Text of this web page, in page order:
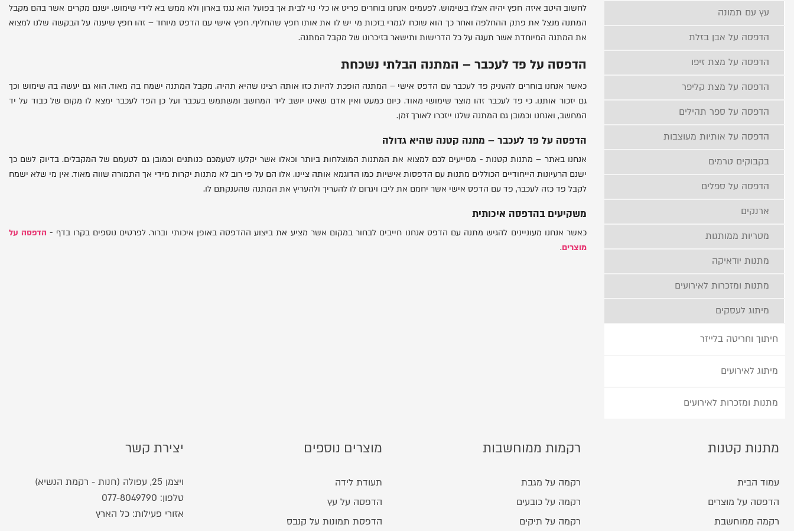
עץ עם תמונה
הדפסה על אבן בזלת
הדפסה על מצת זיפו
הדפסה על מצת קליפר
הדפסה על ספר תהילים
הדפסה על אותיות מעוצבות
בקבוקים טרמים
הדפסה על ספלים
ארנקים
מטריות ממותגות
מתנות יודאיקה
מתנות ומזכרות לאירועים
מיתוג לעסקים
חיתוך וחריטה בלייזר
מיתוג לאירועים
מתנות ומזכרות לאירועים
לחשוב היטב איזה חפץ יהיה אצלו בשימוש. לפעמים אנחנו בוחרים פריט או כלי נוי לבית אך בפועל הוא נגנז בארון ולא ממש בא לידי שימוש. ישנם מקרים אשר בהם מקבל
המתנה מנצל את פתק ההחלפה ואחר כך הוא שוכח לגמרי בזכות מי יש לו את אותו חפץ שהחליף. חפץ אישי עם הדפס מיוחד – זהו חפץ שיענה על הבקשה שלנו למצוא
את המתנה המיוחדת אשר תענה על כל הדרישות ותישאר בזיכרונו של מקבל המתנה.
הדפסה על פד לעכבר – המתנה הבלתי נשכחת
כאשר אנחנו בוחרים להעניק פד לעכבר עם הדפס אישי – המתנה הופכת להיות כזו אותה רצינו שהיא תהיה. מקבל המתנה ישמח בה מאוד. הוא גם יעשה בה שימוש וכך
גם יזכור אותנו. כי פד לעכבר זהו מוצר שימושי מאוד. כיום כמעט ואין אדם שאינו יושב ליד המחשב ומשתמש בעכבר ועל כן הפד לעכבר ימצא לו מקום של כבוד על יד
המחשב, ואנחנו וכמובן גם המתנה שלנו ייזכרו לאורך זמן.
הדפסה על פד לעכבר – מתנה קטנה שהיא גדולה
אנחנו באתר – מתנות קטנות - מסייעים לכם למצוא את המתנות המוצלחות ביותר וכאלו אשר יקלעו לטעמכם כנותנים וכמובן גם לטעמם של המקבלים. בדיוק לשם כך
ישנם הרעיונות הייחודיים הכוללים מתנות עם הדפסות אישיות כמו הדוגמא אותה ציינו. אלו הם על פי רוב לא מתנות יקרות מידי אך התמורה שווה מאוד. אין מי שלא ישמח
לקבל פד כזה לעכבר, פד עם הדפס אישי אשר יחמם את ליבו ויגרום לו להעריך ולהעריץ את המתנה שהענקתם לו.
משקיעים בהדפסה איכותית
כאשר אנחנו מעוניינים להגיש מתנה עם הדפס אנחנו חייבים לבחור במקום אשר מציע את ביצוע ההדפסה באופן איכותי וברור. לפרטים נוספים בקרו בדף - הדפסה על
מוצרים.
מתנות קטנות
עמוד הבית
הדפסה על מוצרים
רקמה ממוחשבת
רקמות ממוחשבות
רקמה על מגבת
רקמה על כובעים
רקמה על תיקים
מוצרים נוספים
תעודת לידה
הדפסה על עץ
הדפסת תמונות על קנבס
יצירת קשר
ויצמן 25, עפולה (חנות - רקמת הנשיא)
טלפון: 077-8049790
אזורי פעילות: כל הארץ